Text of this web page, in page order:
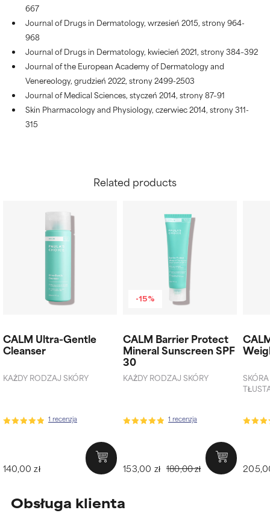
667
Journal of Drugs in Dermatology, wrzesień 2015, strony 964-
968
Journal of Drugs in Dermatology, kwiecień 2021, strony 384–392
Journal of the European Academy of Dermatology and
Venereology, grudzień 2022, strony 2499-2503
Journal of Medical Sciences, styczeń 2014, strony 87–91
Skin Pharmacology and Physiology, czerwiec 2014, strony 311-
315
Related products
CALM Ultra-Gentle
Cleanser
KAŻDY RODZAJ SKÓRY
1 recenzja
140,00 zł
-15%
CALM Barrier Protect
Mineral Sunscreen SPF
30
KAŻDY RODZAJ SKÓRY
1 recenzja
180,00 zł
153,00 zł
Obsługa klienta